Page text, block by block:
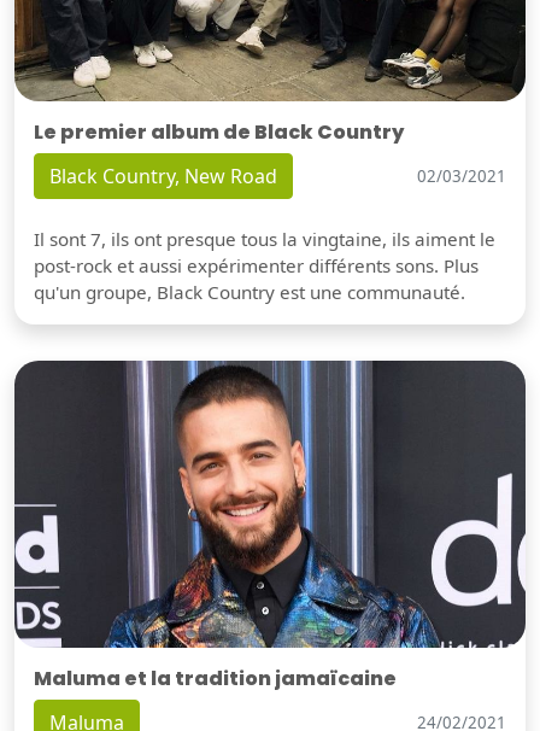
Le premier album de Black Country
Black Country, New Road 02/03/2021
Il sont 7, ils ont presque tous la vingtaine, ils aiment le
post-rock et aussi expérimenter différents sons. Plus
qu'un groupe, Black Country est une communauté.
Maluma et la tradition jamaïcaine
Maluma 24/02/2021